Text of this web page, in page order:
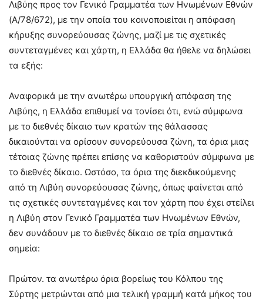
Λιβύης προς τον Γενικό Γραμματέα των Ηνωμένων Εθνών
(A/78/672), με την οποία του κοινοποιείται η απόφαση
κήρυξης συνορεύουσας ζώνης, μαζί με τις σχετικές
συντεταγμένες και χάρτη, η Ελλάδα θα ήθελε να δηλώσει
τα εξής:
Αναφορικά με την ανωτέρω υπουργική απόφαση της
Λιβύης, η Ελλάδα επιθυμεί να τονίσει ότι, ενώ σύμφωνα
με το διεθνές δίκαιο των κρατών της θάλασσας
δικαιούνται να ορίσουν συνορεύουσα ζώνη, τα όρια μιας
τέτοιας ζώνης πρέπει επίσης να καθοριστούν σύμφωνα με
το διεθνές δίκαιο. Ωστόσο, τα όρια της διεκδικούμενης
από τη Λιβύη συνορεύουσας ζώνης, όπως φαίνεται από
τις σχετικές συντεταγμένες και τον χάρτη που έχει στείλει
η Λιβύη στον Γενικό Γραμματέα των Ηνωμένων Εθνών,
δεν συνάδουν με το διεθνές δίκαιο σε τρία σημαντικά
σημεία:
Πρώτον. τα ανωτέρω όρια βορείως του Κόλπου της
Σύρτης μετρώνται από μια τελική γραμμή κατά μήκος του